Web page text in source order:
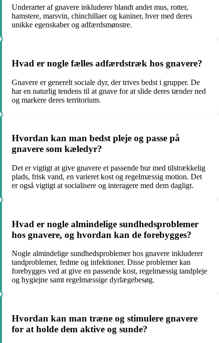
Underarter af gnavere inkluderer blandt andet mus, rotter,
hamstere, marsvin, chinchillaer og kaniner, hver med deres
unikke egenskaber og adfærdsmønstre.
Hvad er nogle fælles adfærdstræk hos gnavere?
Gnavere er generelt sociale dyr, der trives bedst i grupper. De
har en naturlig tendens til at gnave for at slide deres tænder ned
og markere deres territorium.
Hvordan kan man bedst pleje og passe på
gnavere som kæledyr?
Det er vigtigt at give gnavere et passende bur med tilstrækkelig
plads, frisk vand, en varieret kost og regelmæssig motion. Det
er også vigtigt at socialisere og interagere med dem dagligt.
Hvad er nogle almindelige sundhedsproblemer
hos gnavere, og hvordan kan de forebygges?
Nogle almindelige sundhedsproblemer hos gnavere inkluderer
tandproblemer, fedme og infektioner. Disse problemer kan
forebygges ved at give en passende kost, regelmæssig tandpleje
og hygiejne samt regelmæssige dyrlægebesøg.
Hvordan kan man træne og stimulere gnavere
for at holde dem aktive og sunde?